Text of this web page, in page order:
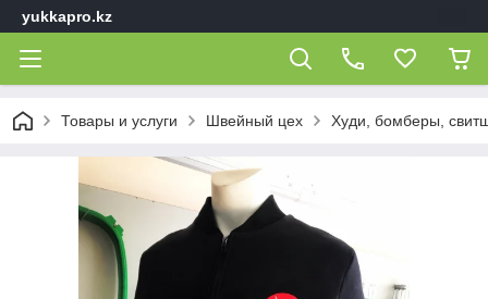
yukkapro.kz
Товары и услуги Швейный цех Худи, бомберы,